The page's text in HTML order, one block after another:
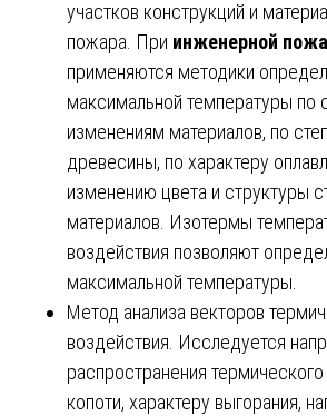
участков конструкций и
пожара. При инженерной
применяются методики
максимальной температуры по
изменениям материалов, по
древесины, по характеру
изменению цвета и структуры
материалов. Изотермы
воздействия позволяют
максимальной температуры.
Метод анализа векторов
воздействия. Исследуется
распространения
копоти, характеру выгорания,